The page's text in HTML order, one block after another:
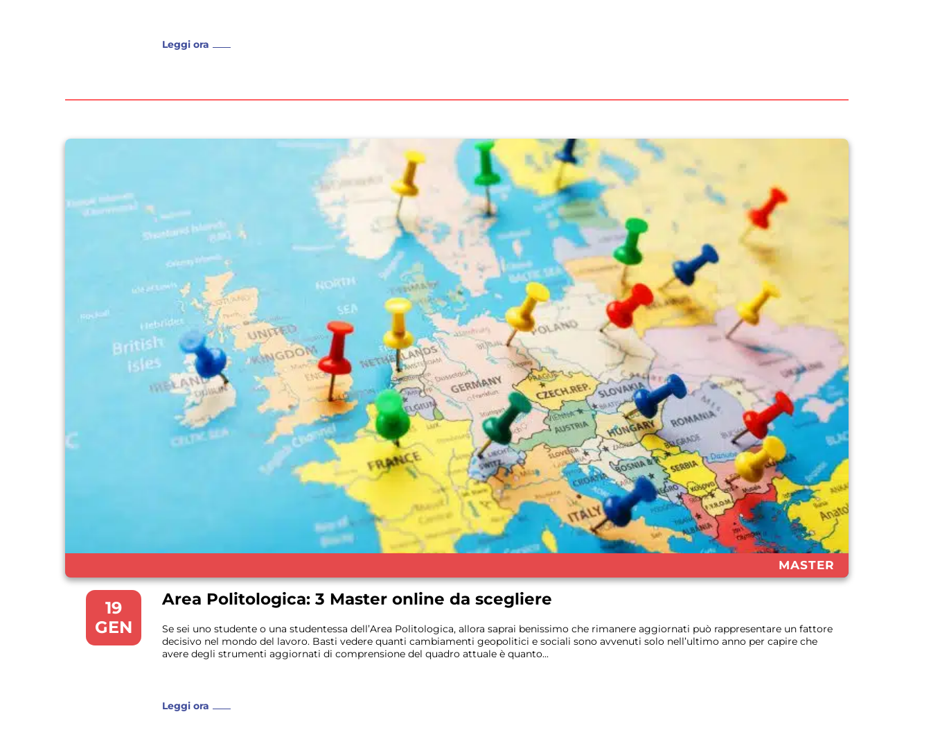
Leggi ora
MASTER
19
GEN
Area Politologica: 3 Master online da scegliere
Se sei uno studente o una studentessa dell’Area Politologica, allora saprai benissimo che rimanere aggiornati può rappresentare un fattore
decisivo nel mondo del lavoro. Basti vedere quanti cambiamenti geopolitici e sociali sono avvenuti solo nell’ultimo anno per capire che
avere degli strumenti aggiornati di comprensione del quadro attuale è quanto...
Leggi ora